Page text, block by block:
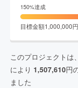
150%達成
目標金額1,000,000円
このプロジェクトは、
により 1,507,610円
ました